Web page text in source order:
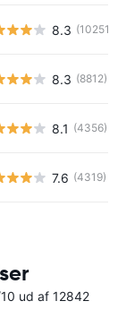
8.3 (10251)
8.3 (8812)
8.1 (4356)
7.6 (4319)
ud af 12842